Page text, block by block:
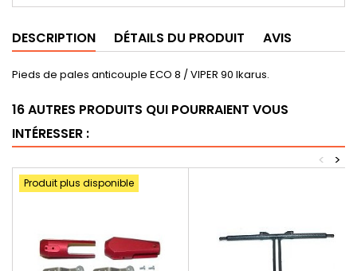
DESCRIPTION DÉTAILS DU PRODUIT AVIS
Pieds de pales anticouple ECO 8 / VIPER 90 Ikarus.
16 AUTRES PRODUITS QUI POURRAIENT VOUS
INTÉRESSER :
>
<
Produit plus disponible